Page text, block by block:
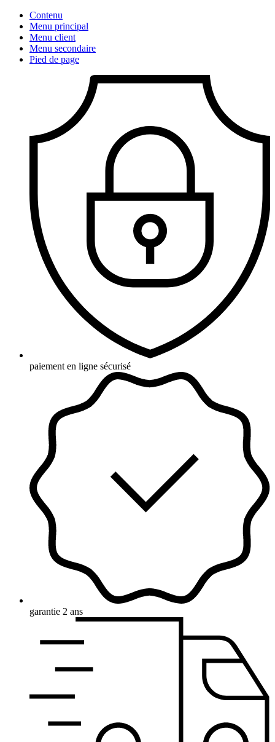
Contenu
Menu principal
Menu client
Menu secondaire
Pied de page
paiement en ligne sécurisé
garantie 2 ans